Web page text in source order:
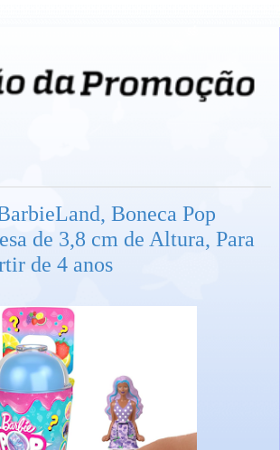
Boneca Pop
de 3,8 cm de Altura, Para
de 4 anos